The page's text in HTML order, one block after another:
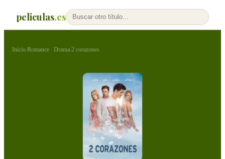
peliculas.es
Inicio›Romance · Drama›2 corazones